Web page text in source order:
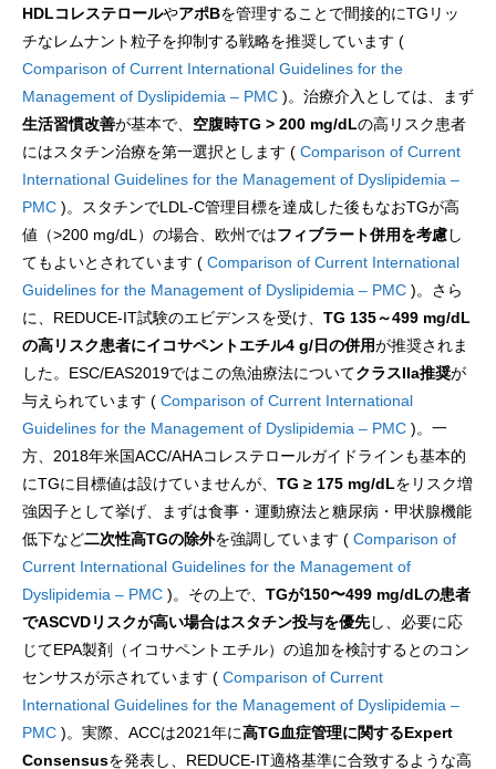
HDLコレステロールやアポBを管理することで間接的にTGリッ
チなレムナント粒子を抑制する戦略を推奨しています (
Comparison of Current International Guidelines for the
Management of Dyslipidemia – PMC )。治療介入としては、まず
生活習慣改善が基本で、 空腹時TG > 200 mg/dLの高リスク患者
にはスタチン治療を第一選択とします ( Comparison of Current
International Guidelines for the Management of Dyslipidemia –
PMC )。スタチンでLDL-C管理目標を達成した後もなおTGが高
値（>200 mg/dL）の場合、欧州ではフィブラート併用を考慮し
てもよいとされています ( Comparison of Current International
Guidelines for the Management of Dyslipidemia – PMC )。さら
に、REDUCE-IT試験のエビデンスを受け、 TG 135～499 mg/dL
の高リスク患者にイコサペントエチル4 g/日の併用が推奨されま
した。ESC/EAS2019ではこの魚油療法についてクラスIIa推奨が
与えられています ( Comparison of Current International
Guidelines for the Management of Dyslipidemia – PMC )。一
方、2018年米国ACC/AHAコレステロールガイドラインも基本的
にTGに目標値は設けていませんが、 TG ≥ 175 mg/dLをリスク増
強因子として挙げ、まずは食事・運動療法と糖尿病・甲状腺機能
低下など二次性高TGの除外を強調しています ( Comparison of
Current International Guidelines for the Management of
Dyslipidemia – PMC )。その上で、 TGが150〜499 mg/dLの患者
でASCVDリスクが高い場合はスタチン投与を優先し、必要に応
じてEPA製剤（イコサペントエチル）の追加を検討するとのコン
センサスが示されています ( Comparison of Current
International Guidelines for the Management of Dyslipidemia –
PMC )。実際、ACCは2021年に高TG血症管理に関するExpert
Consensusを発表し、REDUCE-IT適格基準に合致するような高